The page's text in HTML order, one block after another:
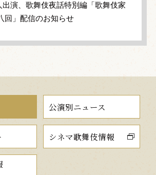
出演、歌舞伎夜話特別編「歌舞伎家
回」配信のお知らせ
公演別ニュース
シネマ歌舞伎情報